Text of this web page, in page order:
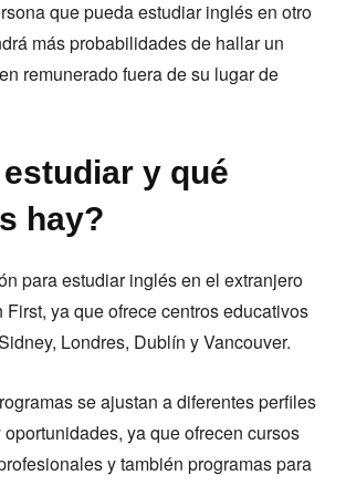
que pueda estudiar inglés en otro
más probabilidades de hallar un
remunerado fuera de su lugar de
y qué
hay?
para estudiar inglés en el extranjero
ya que ofrece centros educativos
Londres, Dublín y Vancouver.
se ajustan a diferentes perfiles
ya que ofrecen cursos
y también programas para